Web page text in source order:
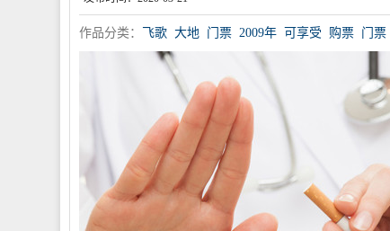
作品分类： 飞歌 大地 门票 2009年 可享受 购票 门票